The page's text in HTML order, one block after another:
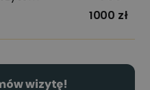
1000 zł
wizytę!